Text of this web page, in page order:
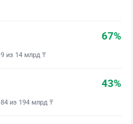
67%
9 из 14 млрд ₸
43%
84 из 194 млрд ₸